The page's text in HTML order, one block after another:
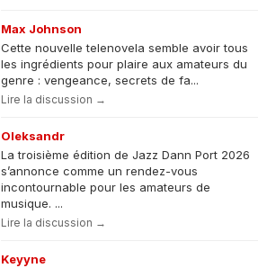
Max Johnson
Cette nouvelle telenovela semble avoir tous
les ingrédients pour plaire aux amateurs du
genre : vengeance, secrets de fa...
Lire la discussion →
Oleksandr
La troisième édition de Jazz Dann Port 2026
s’annonce comme un rendez-vous
incontournable pour les amateurs de
musique. ...
Lire la discussion →
Keyyne